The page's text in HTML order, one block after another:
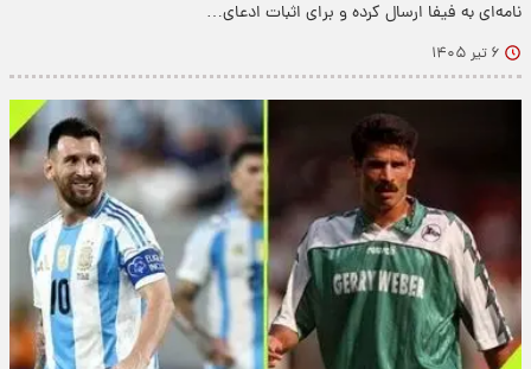
نامه‌ای به فیفا ارسال کرده و برای اثبات ادعای…
۶ تیر ۱۴۰۵